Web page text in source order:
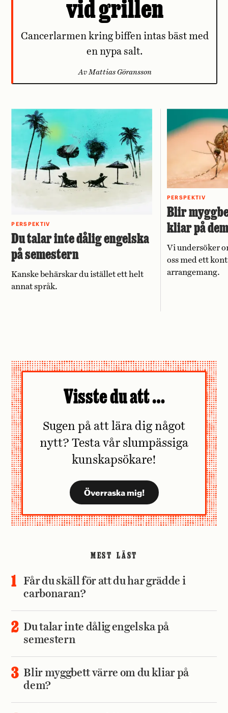
vid grillen
Cancerlarmen kring biffen intas bäst med
en nypa salt.
Av Mattias Göransson
PERSPEKTIV
Du talar inte dålig engelska
på semestern
Kanske behärskar du istället ett helt
annat språk.
PERSPEKTIV
Blir
kliar på
Vi undersöker
oss med ett
arrangemang.
Visste du att …
Sugen på att lära dig något
nytt? Testa vår slumpässiga
kunskapsökare!
MEST LÄST
Får du skäll för att du har grädde i
carbonaran?
Du talar inte dålig engelska på
semestern
Blir myggbett värre om du kliar på
dem?